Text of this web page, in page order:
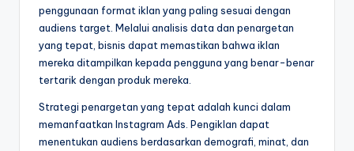
penggunaan format iklan yang paling sesuai dengan
audiens target. Melalui analisis data dan penargetan
yang tepat, bisnis dapat memastikan bahwa iklan
mereka ditampilkan kepada pengguna yang benar-benar
tertarik dengan produk mereka.
Strategi penargetan yang tepat adalah kunci dalam
memanfaatkan Instagram Ads. Pengiklan dapat
menentukan audiens berdasarkan demografi, minat, dan